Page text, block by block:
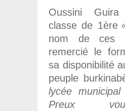
Oussini
classe de 1ère
nom de ces
remercié le
sa disponibilité
peuple
lycée
Preux